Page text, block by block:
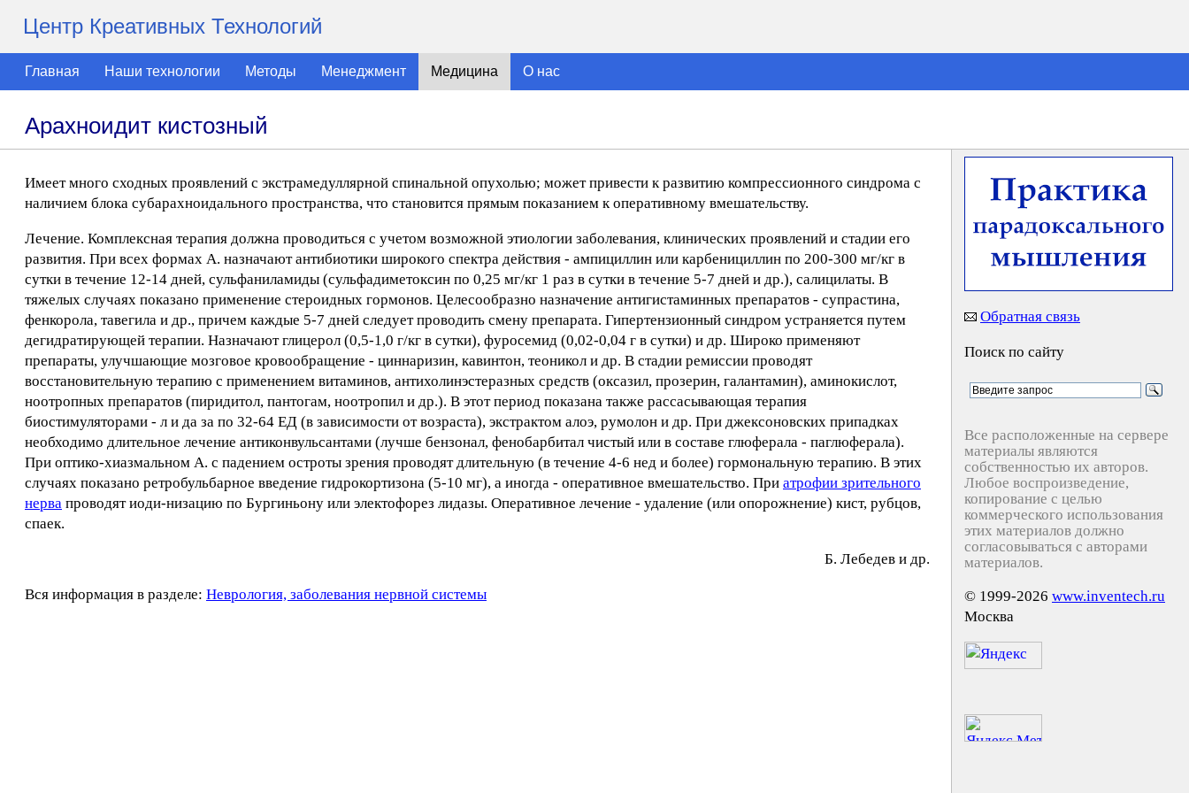
Центр Креативных Технологий
Главная Наши технологии Методы Менеджмент Медицина О нас
Арахноидит кистозный
Имеет много сходных проявлений с экстрамедуллярной спинальной опухолью; может привести к развитию компрессионного синдрома с
наличием блока субарахноидального пространства, что становится прямым показанием к оперативному вмешательству.
Лечение. Комплексная терапия должна проводиться с учетом возможной этиологии заболевания, клинических проявлений и стадии его
развития. При всех формах А. назначают антибиотики широкого спектра действия - ампициллин или карбенициллин по 200-300 мг/кг в
сутки в течение 12-14 дней, сульфаниламиды (сульфадиметоксин по 0,25 мг/кг 1 раз в сутки в течение 5-7 дней и др.), салицилаты. В
тяжелых случаях показано применение стероидных гормонов. Целесообразно назначение антигистаминных препаратов - супрастина,
фенкорола, тавегила и др., причем каждые 5-7 дней следует проводить смену препарата. Гипертензионный синдром устраняется путем
дегидратирующей терапии. Назначают глицерол (0,5-1,0 г/кг в сутки), фуросемид (0,02-0,04 г в сутки) и др. Широко применяют
препараты, улучшающие мозговое кровообращение - циннаризин, кавинтон, теоникол и др. В стадии ремиссии проводят
восстановительную терапию с применением витаминов, антихолинэстеразных средств (оксазил, прозерин, галантамин), аминокислот,
ноотропных препаратов (пиридитол, пантогам, ноотропил и др.). В этот период показана также рассасывающая терапия
биостимуляторами - л и да за по 32-64 ЕД (в зависимости от возраста), экстрактом алоэ, румолон и др. При джексоновских припадках
необходимо длительное лечение антиконвульсантами (лучше бензонал, фенобарбитал чистый или в составе глюферала - паглюферала).
При оптико-хиазмальном А. с падением остроты зрения проводят длительную (в течение 4-6 нед и более) гормональную терапию. В этих
случаях показано ретробульбарное введение гидрокортизона (5-10 мг), а иногда - оперативное вмешательство. При атрофии зрительного
нерва проводят иоди-низацию по Бургиньону или электофорез лидазы. Оперативное лечение - удаление (или опорожнение) кист, рубцов,
спаек.
Б. Лeбeдeв и др.
Вся информация в разделе: Неврология, заболевания нервной системы
Обратная связь
Поиск по сайту
Все расположенные на сервере
материалы являются
собственностью их авторов.
Любое воспроизведение,
копирование с целью
коммерческого использования
этих материалов должно
согласовываться с авторами
материалов.
© 1999-2026 www.inventech.ru
Москва